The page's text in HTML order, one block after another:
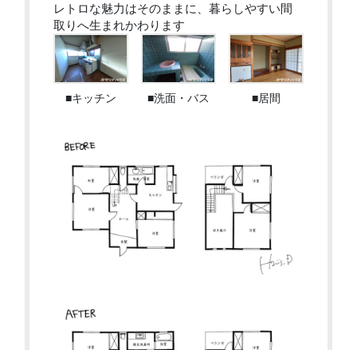
レトロな魅力はそのままに、暮らしやすい間
取りへ生まれかわります
■キッチン ■洗面・バス ■居間